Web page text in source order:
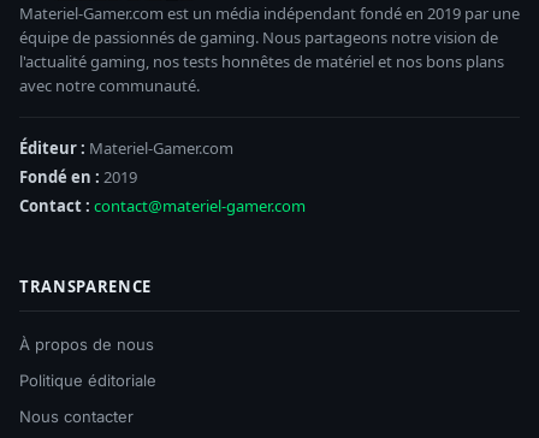
Materiel-Gamer.com est un média indépendant fondé en 2019 par une
équipe de passionnés de gaming. Nous partageons notre vision de
l'actualité gaming, nos tests honnêtes de matériel et nos bons plans
avec notre communauté.
Éditeur : Materiel-Gamer.com
Fondé en : 2019
Contact : contact@materiel-gamer.com
TRANSPARENCE
À propos de nous
Politique éditoriale
Nous contacter